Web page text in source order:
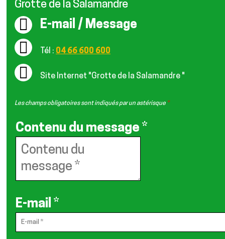
Grotte de la Salamandre
E-mail / Message
Tél : 04 66 600 600
Site Internet "Grotte de la Salamandre "
Les champs obligatoires sont indiqués par un astérisque *
Contenu du message *
E-mail *